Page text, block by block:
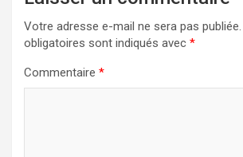
Votre adresse e-mail ne sera pas publiée.
obligatoires sont indiqués avec *
Commentaire *